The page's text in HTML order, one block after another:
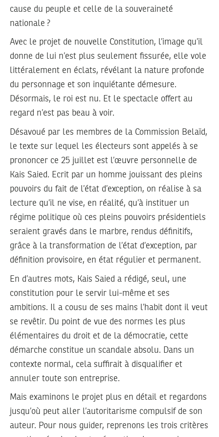
cause du peuple et celle de la souveraineté
nationale ?
Avec le projet de nouvelle Constitution, l’image qu’il
donne de lui n’est plus seulement fissurée, elle vole
littéralement en éclats, révélant la nature profonde
du personnage et son inquiétante démesure.
Désormais, le roi est nu. Et le spectacle offert au
regard n’est pas beau à voir.
Désavoué par les membres de la Commission Belaïd,
le texte sur lequel les électeurs sont appelés à se
prononcer ce 25 juillet est l’œuvre personnelle de
Kais Saied. Ecrit par un homme jouissant des pleins
pouvoirs du fait de l’état d’exception, on réalise à sa
lecture qu’il ne vise, en réalité, qu’à instituer un
régime politique où ces pleins pouvoirs présidentiels
seraient gravés dans le marbre, rendus définitifs,
grâce à la transformation de l’état d’exception, par
définition provisoire, en état régulier et permanent.
En d’autres mots, Kais Saied a rédigé, seul, une
constitution pour le servir lui-même et ses
ambitions. Il a cousu de ses mains l’habit dont il veut
se revêtir. Du point de vue des normes les plus
élémentaires du droit et de la démocratie, cette
démarche constitue un scandale absolu. Dans un
contexte normal, cela suffirait à disqualifier et
annuler toute son entreprise.
Mais examinons le projet plus en détail et regardons
jusqu’où peut aller l’autoritarisme compulsif de son
auteur. Pour nous guider, reprenons les trois critères